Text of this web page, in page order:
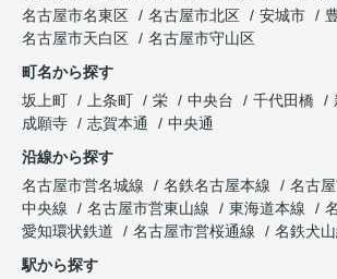
名古屋市名東区
名古屋市北区 安城市
名古屋市天白区
名古屋市守山区
町名から探す
坂上町
上条町 栄 中央台 千代田橋
成願寺
志賀本通
中央通
沿線から探す
名古屋市営名城線
名鉄名古屋本線
名古
中央線
名古屋市営東山線 東海道本線
愛知環状鉄道
名古屋市営桜通線
名鉄犬
駅から探す